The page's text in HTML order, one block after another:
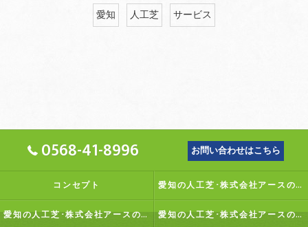
愛知 人工芝 サービス
0568-41-8996 お問い合わせはこちら
コンセプト 愛知の人工芝･株式会社アースの口コミ情報
愛知の人工芝･株式会社アースの評判 愛知の人工芝･株式会社アースのお客様の声